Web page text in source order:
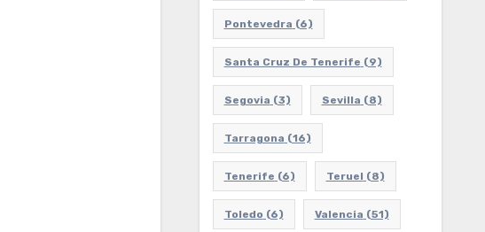
Pontevedra (6)
Santa Cruz De Tenerife (9)
Segovia (3) Sevilla (8)
Tarragona (16)
Tenerife (6) Teruel (8)
Toledo (6) Valencia (51)